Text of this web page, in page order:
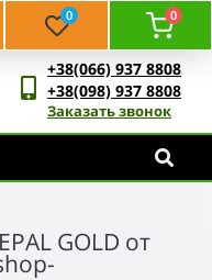
0 0
+38(066) 937 8808
+38(098) 937 8808
Заказать звонок
GOLD от